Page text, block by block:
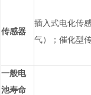
传感器
插入式电化传
气）；催化型
一般电
池寿命